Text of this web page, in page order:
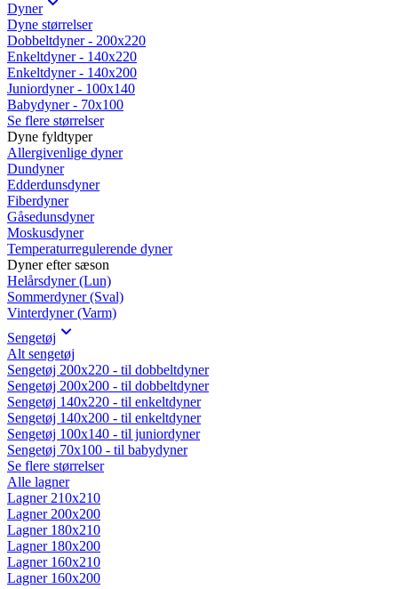
Dyner
Dyne størrelser
Dobbeltdyner - 200x220
Enkeltdyner - 140x220
Enkeltdyner - 140x200
Juniordyner - 100x140
Babydyner - 70x100
Se flere størrelser
Dyne fyldtyper
Allergivenlige dyner
Dundyner
Edderdunsdyner
Fiberdyner
Gåsedunsdyner
Moskusdyner
Temperaturregulerende dyner
Dyner efter sæson
Helårsdyner (Lun)
Sommerdyner (Sval)
Vinterdyner (Varm)
Sengetøj
Alt sengetøj
Sengetøj 200x220 - til dobbeltdyner
Sengetøj 200x200 - til dobbeltdyner
Sengetøj 140x220 - til enkeltdyner
Sengetøj 140x200 - til enkeltdyner
Sengetøj 100x140 - til juniordyner
Sengetøj 70x100 - til babydyner
Se flere størrelser
Alle lagner
Lagner 210x210
Lagner 200x200
Lagner 180x210
Lagner 180x200
Lagner 160x210
Lagner 160x200